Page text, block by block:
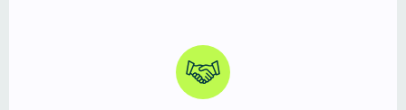
Profesionalno izveden WordPress sajt jasno
komunicira ko ste, šta nudite i zašto ste pouzdan